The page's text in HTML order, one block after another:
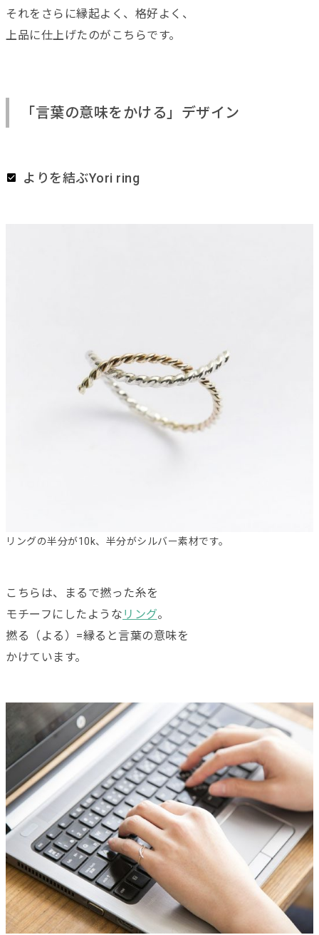
それをさらに縁起よく、格好よく、
上品に仕上げたのがこちらです。
「言葉の意味をかける」デザイン
よりを結ぶYori ring
リングの半分が10k、半分がシルバー素材です。
こちらは、まるで撚った糸を
モチーフにしたような リング。
撚る（よる）=縁ると言葉の意味を
かけています。